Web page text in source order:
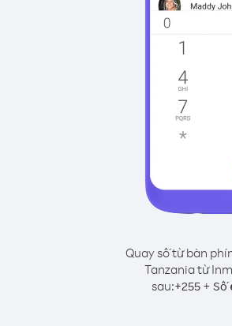
Quay số từ bàn
Tanzania từ
sau:+255+ Số